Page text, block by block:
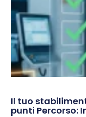
Il tuo
punti Percorso: